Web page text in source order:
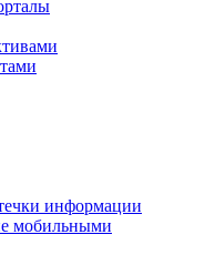
информации
мобильными